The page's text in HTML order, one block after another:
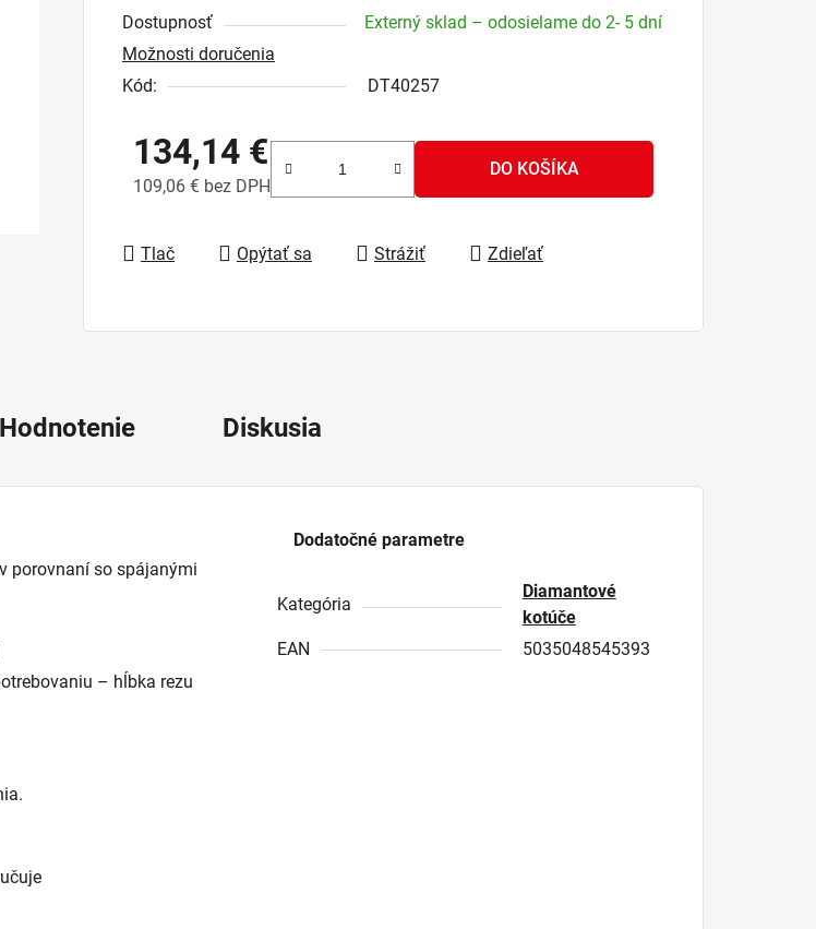
je
0,0
z
hviezdičiek.
Dostupnosť
Externý sklad – odosielame do 2- 5 dní
Možnosti doručenia
Kód:
DT40257
134,14 €
109,06 € bez DPH
DO KOŠÍKA
Tlač Opýtať sa Strážiť Zdieľať
Hodnotenie Diskusia
porovnaní so spájanými
– hĺbka rezu
Dodatočné parametre
Kategória
Diamantové
kotúče
EAN
5035048545393